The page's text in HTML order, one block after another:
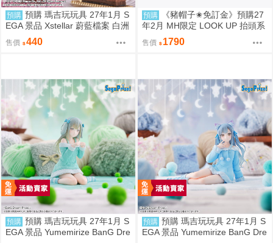
預購 預購 瑪吉玩玩具 27年1月 S
EGA 景品 Xstellar 蔚藍檔案 白洲
梓 ～Happy Valentine!!～
售價 440
預購
《豬帽子✬免訂金》預購27
年2月 MH限定 LOOK UP 抬頭系
列 銀河特急Milky☆Subway 朱音
&鐵多 套組 0812
售價 1790
預購 預購 瑪吉玩玩具 27年1月 S
EGA 景品 Yumemirize BanG Dre
預購 預購 瑪吉玩玩具 27年1月 S
EGA 景品 Yumemirize BanG Dre